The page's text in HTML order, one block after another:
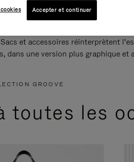
et accessoires réinterprètent
dans une version plus graphique et
GROOVE
toutes les
Accepter et continuer